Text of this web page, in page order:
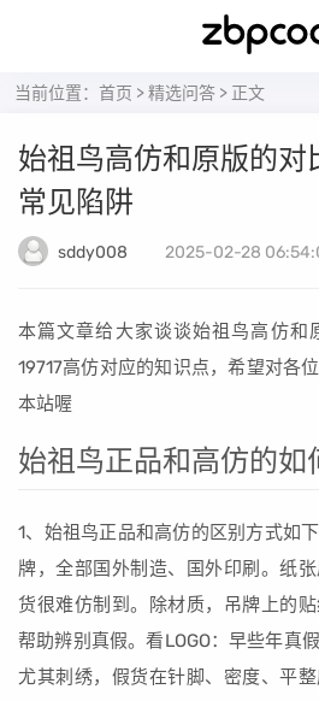
当前位置： 首页 >精选问答 > 正文
始祖鸟高仿和原版的对
常见陷阱
sddy008 2025-02-28
本篇文章给大家谈谈始祖鸟高仿和
19717高仿对应的知识点，希望对各
本站喔
始祖鸟正品和高仿的如
1、始祖鸟正品和高仿的区别方式如
牌，全部国外制造、国外印刷。纸
货很难仿制到。除材质，吊牌上的
帮助辨别真假。看LOGO：早些年真
尤其刺绣，假货在针脚、密度、平